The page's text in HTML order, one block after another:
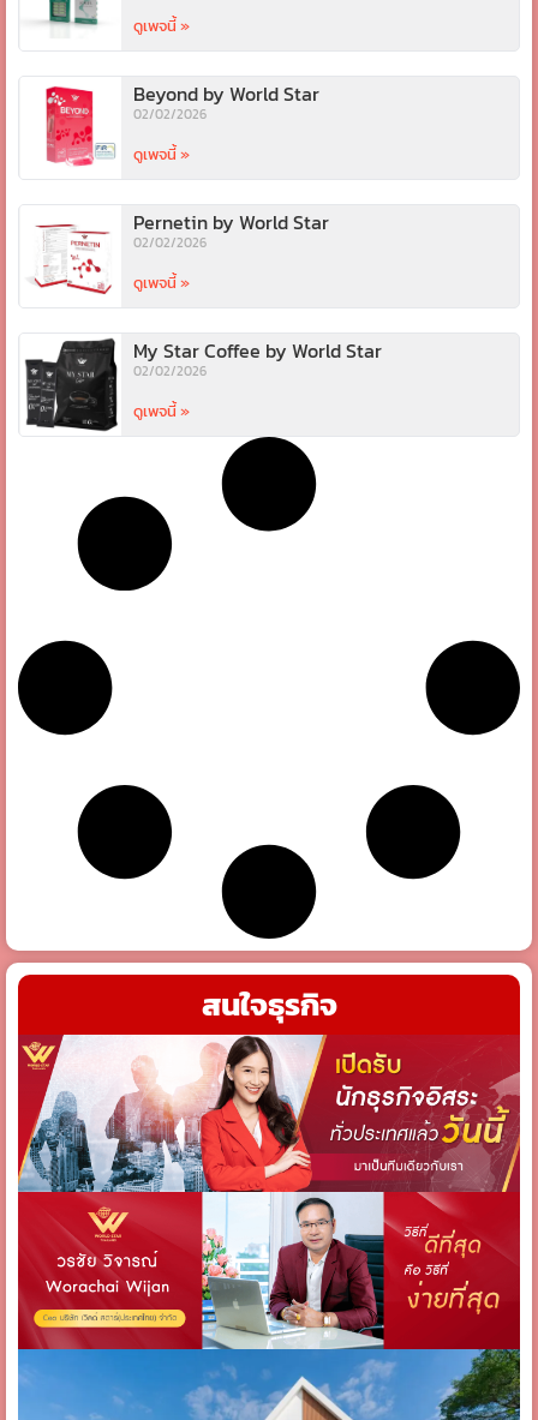
ดูเพจนี้ »
Beyond by World Star
02/02/2026
ดูเพจนี้ »
Pernetin by World Star
02/02/2026
ดูเพจนี้ »
My Star Coffee by World Star
02/02/2026
ดูเพจนี้ »
สนใจธุรกิจ